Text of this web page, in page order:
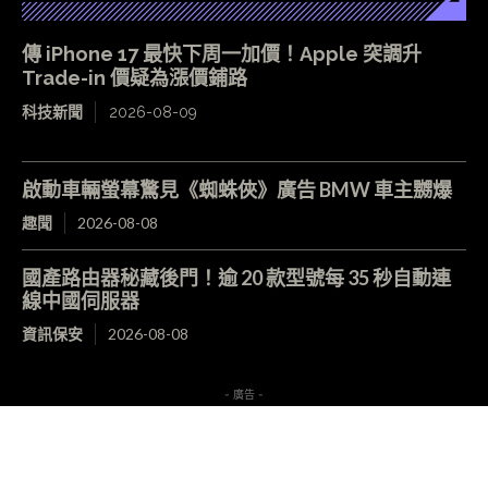
傳 iPhone 17 最快下周一加價！Apple 突調升
Trade-in 價疑為漲價鋪路
科技新聞 2026-08-09
啟動車輛螢幕驚見《蜘蛛俠》廣告 BMW 車主嬲爆
趣聞 2026-08-08
國產路由器秘藏後門！逾 20 款型號每 35 秒自動連
線中國伺服器
資訊保安 2026-08-08
- 廣告 -